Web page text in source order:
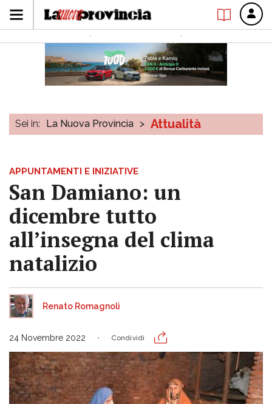
Sei in: La Nuova Provincia > Attualità
APPUNTAMENTI E INIZIATIVE
San Damiano: un
dicembre tutto
all’insegna del clima
natalizio
Renato Romagnoli
24 Novembre 2022 Condividi